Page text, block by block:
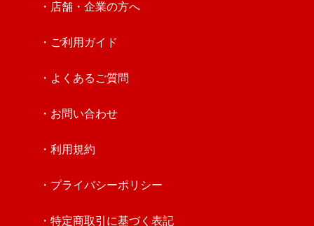
・店舗・企業の方へ
・ご利用ガイド
・よくあるご質問
・お問い合わせ
・利用規約
・プライバシーポリシー
・特定商取引に基づく表記